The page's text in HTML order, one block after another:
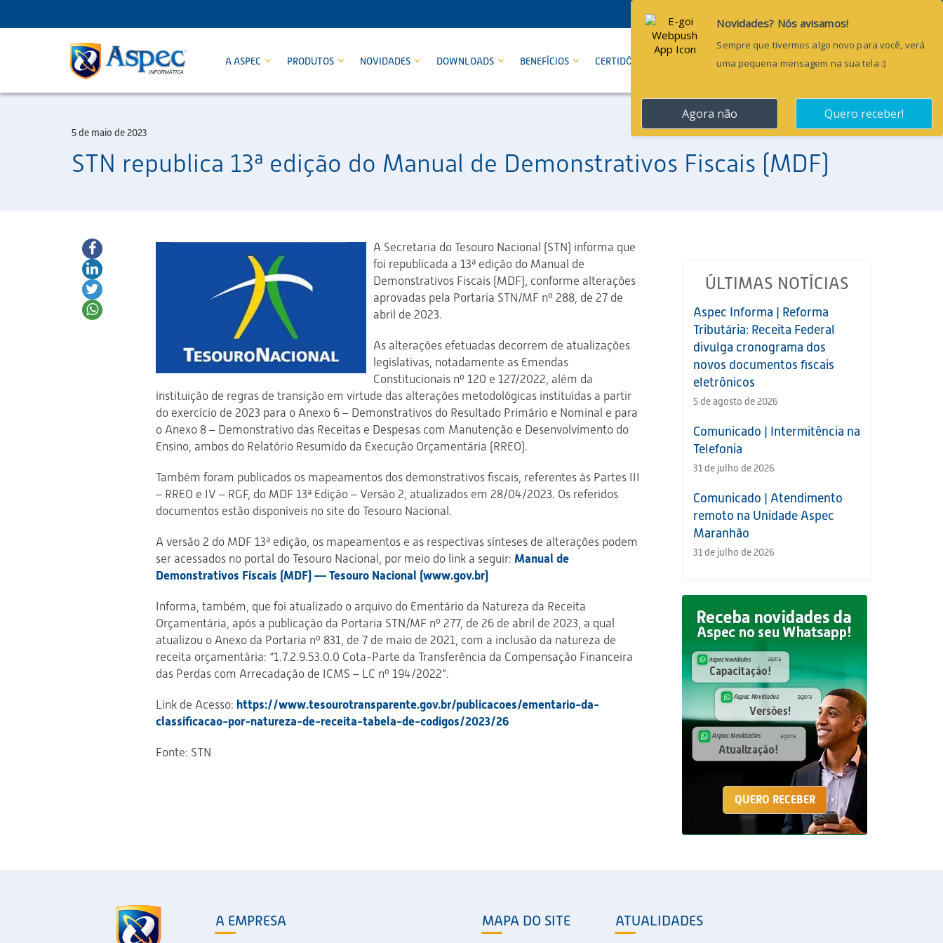
A ASPEC PRODUTOS NOVIDADES DOWNLOADS BENEFÍCIOS CERTIDÕES CONTATO Pesquisar...
5 de maio de 2023
STN republica 13ª edição do Manual de Demonstrativos Fiscais (MDF)
A Secretaria do Tesouro Nacional (STN) informa que
foi republicada a 13ª edição do Manual de
Demonstrativos Fiscais (MDF), conforme alterações
aprovadas pela Portaria STN/MF nº 288, de 27 de
abril de 2023.
As alterações efetuadas decorrem de atualizações
legislativas, notadamente as Emendas
Constitucionais nº 120 e 127/2022, além da
instituição de regras de transição em virtude das alterações metodológicas instituídas a partir
do exercício de 2023 para o Anexo 6 – Demonstrativos do Resultado Primário e Nominal e para
o Anexo 8 – Demonstrativo das Receitas e Despesas com Manutenção e Desenvolvimento do
Ensino, ambos do Relatório Resumido da Execução Orçamentária (RREO).
Também foram publicados os mapeamentos dos demonstrativos fiscais, referentes às Partes III
– RREO e IV – RGF, do MDF 13ª Edição – Versão 2, atualizados em 28/04/2023. Os referidos
documentos estão disponíveis no site do Tesouro Nacional.
A versão 2 do MDF 13ª edição, os mapeamentos e as respectivas sínteses de alterações podem
ser acessados no portal do Tesouro Nacional, por meio do link a seguir: Manual de
Demonstrativos Fiscais (MDF) — Tesouro Nacional (www.gov.br)
Informa, também, que foi atualizado o arquivo do Ementário da Natureza da Receita
Orçamentária, após a publicação da Portaria STN/MF nº 277, de 26 de abril de 2023, a qual
atualizou o Anexo da Portaria nº 831, de 7 de maio de 2021, com a inclusão da natureza de
receita orçamentária: “1.7.2.9.53.0.0 Cota-Parte da Transferência da Compensação Financeira
das Perdas com Arrecadação de ICMS – LC nº 194/2022”.
Link de Acesso: https://www.tesourotransparente.gov.br/publicacoes/ementario-da-
classificacao-por-natureza-de-receita-tabela-de-codigos/2023/26
Fonte: STN
ÚLTIMAS NOTÍCIAS
Aspec Informa | Reforma
Tributária: Receita Federal
divulga cronograma dos
novos documentos fiscais
eletrônicos
5 de agosto de 2026
Comunicado | Intermitência na
Telefonia
31 de julho de 2026
Comunicado | Atendimento
remoto na Unidade Aspec
Maranhão
31 de julho de 2026
QUERO RECEBER
A EMPRESA MAPA DO SITE ATUALIDADES